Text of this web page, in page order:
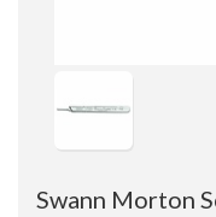
Swann Morton